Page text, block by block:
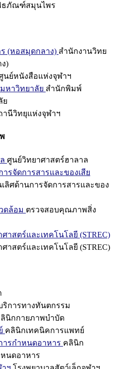
ภัณฑ์สมุนไพร
(หอสมุดกลาง) สำนักงานวิทย
)
นย์หนังสือแห่งจุฬาฯ
หาวิทยาลัย สำนักพิมพ์
ย
านีวิทยุแห่งจุฬาฯ
ศูนย์วิทยาศาสตร์ฮาลาล
รจัดการสารและของเสีย
ลิศด้านการจัดการสารและของ
ดล้อม ตรวจสอบคุณภาพสิ่ง
าสตร์และเทคโนโลยี (STREC)
าสตร์และเทคโนโลยี (STREC)
ริการทางทันตกรรม
นิกกายภาพบำบัด
คลินิกเทคนิคการแพทย์
รกำหนดอาหาร คลินิก
นดอาหาร